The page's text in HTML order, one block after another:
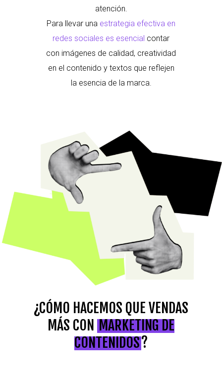
atención.
Para llevar una estrategia efectiva en
redes sociales es esencial contar
con imágenes de calidad, creatividad
en el contenido y textos que reflejen
la esencia de la marca.
¿CÓMO HACEMOS QUE VENDAS
MÁS CON MARKETING DE
CONTENIDOS?